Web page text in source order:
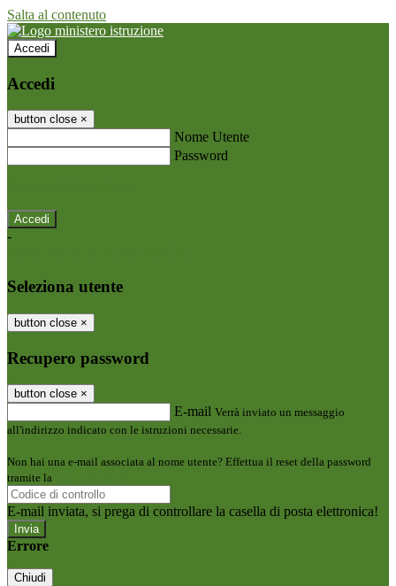
Salta al contenuto
Accedi
Accedi
button close ×
Nome Utente
Password
-
Seleziona utente
button close ×
Recupero password
button close ×
E-mail Verrà inviato un messaggio
all'indirizzo indicato con le istruzioni necessarie.
Non hai una e-mail associata al nome utente? Effettua il reset della password
tramite la
E-mail inviata, si prega di controllare la casella di posta elettronica!
Errore
Chiudi